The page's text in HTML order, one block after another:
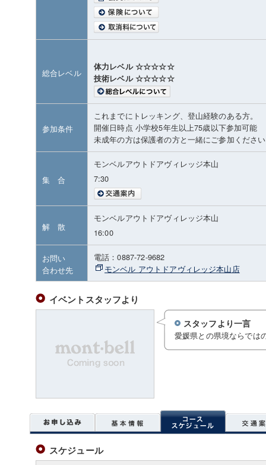
総合レベル
体力レベル ☆☆☆☆☆
技術レベル ☆☆☆☆☆
参加条件
これまでにトレッキング、登山経験のある方。
開催日時点 小学校5年生以上75歳以下参加可能
未成年の方は保護者の方と一緒にご参加くださ
集 合
モンベルアウトドアヴィレッジ本山
7:30
解 散
モンベルアウトドアヴィレッジ本山
16:00
お問い
合わせ先
電話：0887-72-9682
モンベル アウトドアヴィレッジ本山店
イベントスタッフより
スタッフより一言
愛媛県との県境ならでは
スケジュール